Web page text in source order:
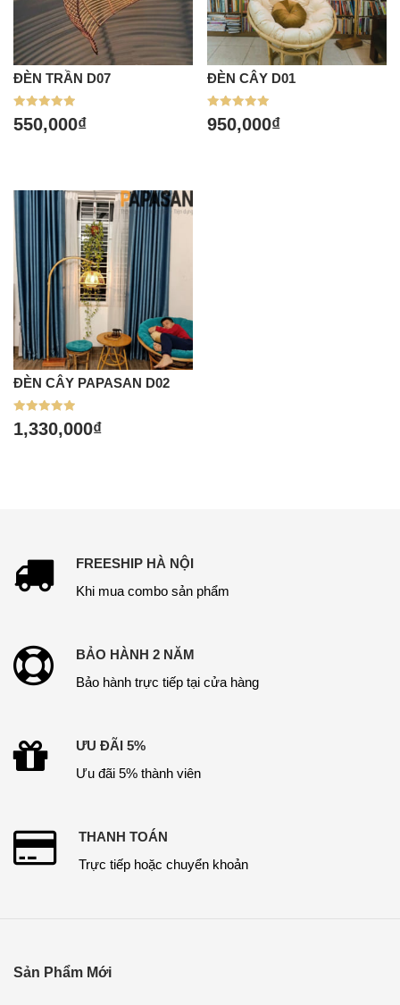
ĐÈN TRẦN D07
Được xếp
hạng
550,000₫
ĐÈN CÂY D01
Được xếp
hạng
950,000₫
ĐÈN CÂY PAPASAN D02
Được xếp
hạng
1,330,000₫
FREESHIP HÀ NỘI
Khi mua combo sản phẩm
BẢO HÀNH 2 NĂM
Bảo hành trực tiếp tại cửa hàng
ƯU ĐÃI 5%
Ưu đãi 5% thành viên
THANH TOÁN
Trực tiếp hoặc chuyển khoản
Sản Phẩm Mới